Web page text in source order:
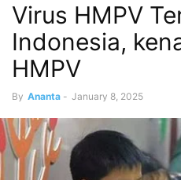
Virus HMPV
Indonesia,
HMPV
By Ananta - January 8, 2025